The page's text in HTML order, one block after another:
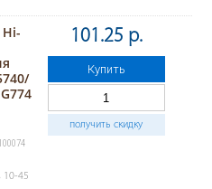
10-45
101.25 р.
Купить
получить скидку